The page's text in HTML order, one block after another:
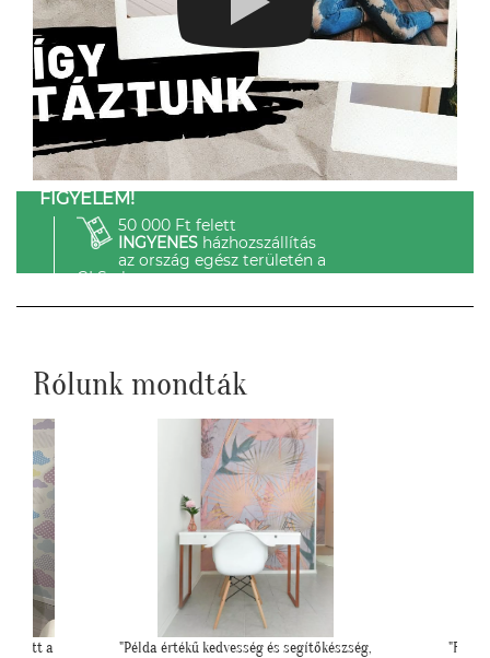
FIGYELEM!
50 000 Ft felett
INGYENESházhozszállítás
az ország egész területén a
GLS-el.
Rólunk mondták
"Felkerültek a tapéták az eredmény magáért
""Még